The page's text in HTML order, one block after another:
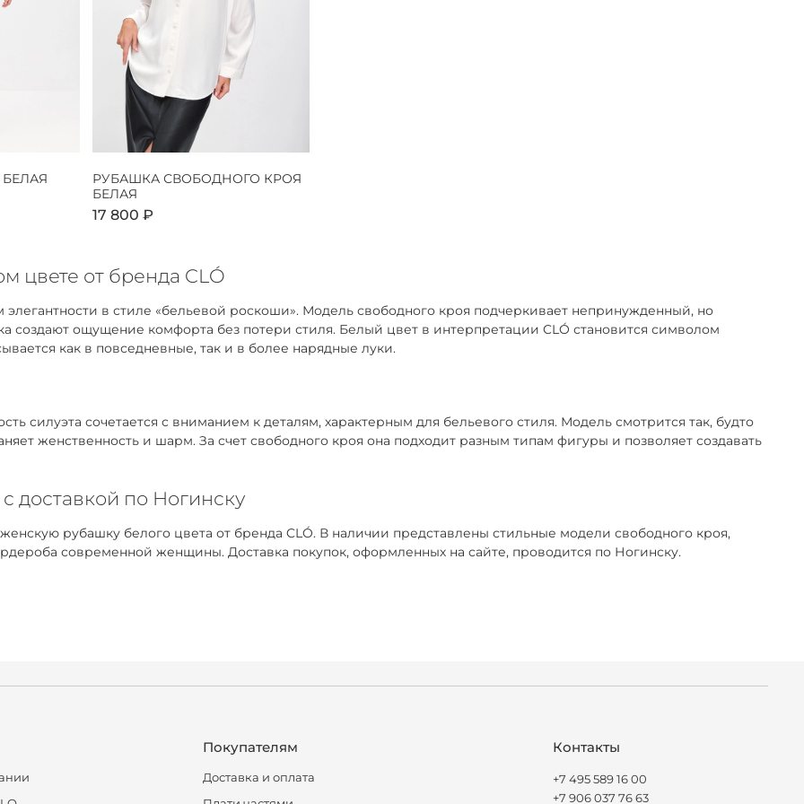
РУБАШКА СВОБОДНОГО КРОЯ
БЕЛАЯ
17 800 ₽
цвете от бренда CLÓ
в стиле «бельевой роскоши». Модель свободного кроя подчеркивает непринужденный, но
создают ощущение комфорта без потери стиля. Белый цвет в интерпретации CLÓ становится символом
как в повседневные, так и в более нарядные луки.
силуэта сочетается с вниманием к деталям, характерным для бельевого стиля. Модель смотрится так, будто
женственность и шарм. За счет свободного кроя она подходит разным типам фигуры и позволяет создавать
доставкой по Ногинску
рубашку белого цвета от бренда CLÓ. В наличии представлены стильные модели свободного кроя,
современной женщины. Доставка покупок, оформленных на сайте, проводится по Ногинску.
Покупателям
Доставка и оплата
Контакты
+7 495 589 16 00
+7 906 037 76 63